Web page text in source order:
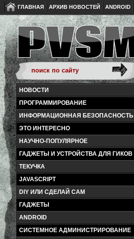
ГЛАВНАЯ АРХИВ НОВОСТЕЙ ANDROID
НОВОСТИ
ПРОГРАММИРОВАНИЕ
ИНФОРМАЦИОННАЯ БЕЗОПАСНОСТЬ
ЭТО ИНТЕРЕСНО
НАУЧНО-ПОПУЛЯРНОЕ
ГАДЖЕТЫ И УСТРОЙСТВА ДЛЯ ГИКОВ
ТЕКУЧКА
JAVASCRIPT
DIY ИЛИ СДЕЛАЙ САМ
ГАДЖЕТЫ
ANDROID
СИСТЕМНОЕ АДМИНИСТРИРОВАНИЕ